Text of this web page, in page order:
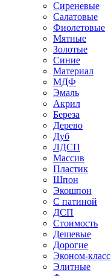
Сиреневые
Салатовые
Фиолетовые
Мятные
Золотые
Синие
Материал
МДФ
Эмаль
Акрил
Береза
Дерево
Дуб
ЛДСП
Массив
Пластик
Шпон
Экошпон
С патиной
ДСП
Стоимость
Дешевые
Дорогие
Эконом-класс
Элитные